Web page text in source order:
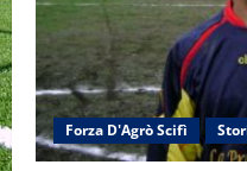
Forza D'Agrò Scifì